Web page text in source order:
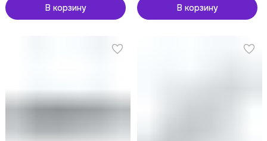
В корзину В корзину